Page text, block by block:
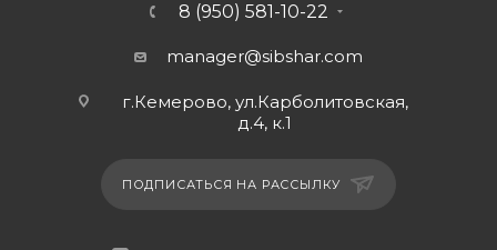
8 (950) 581-10-22
manager@sibshar.com
г.Кемерово, ул.Карболитовская,
д.4, к.1
ПОДПИСАТЬСЯ НА РАССЫЛКУ